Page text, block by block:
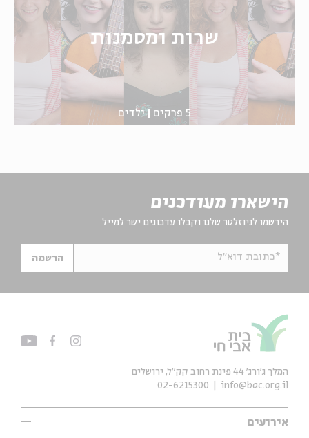
שרות ומסמנות
5 פרקים ילדים
הישארו מעודכנים
הירשמו לניוזלטר שלנו וקבלו עדכונים ישר למייל
*כתובת דוא"ל הרשמה
אירועים
המלך ג'ורג' 44 פינת רחוב קק״ל, ירושלים
info@bac.org.il
02-6215300